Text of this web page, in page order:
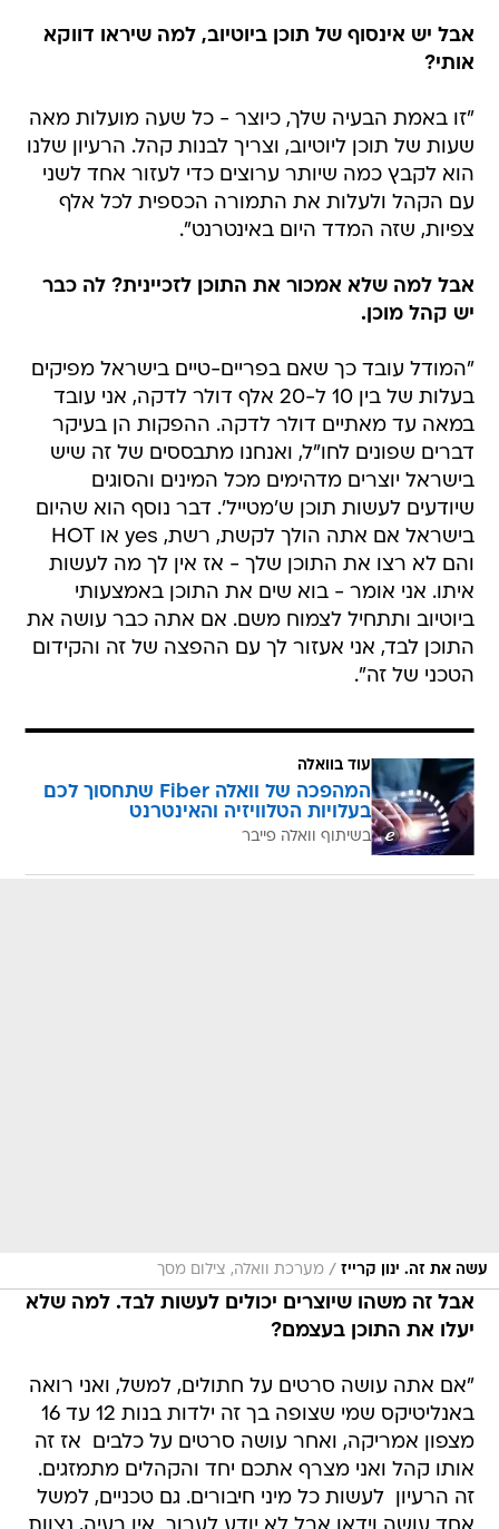
אבל יש אינסוף של תוכן ביוטיוב, למה שיראו דווקא
אותי?
"זו באמת הבעיה שלך, כיוצר - כל שעה מועלות מאה
שעות של תוכן ליוטיוב, וצריך לבנות קהל. הרעיון שלנו
הוא לקבץ כמה שיותר ערוצים כדי לעזור אחד לשני
עם הקהל ולעלות את התמורה הכספית לכל אלף
צפיות, שזה המדד היום באינטרנט".
אבל למה שלא אמכור את התוכן לזכיינית? לה כבר
יש קהל מוכן.
"המודל עובד כך שאם בפריים-טיים בישראל מפיקים
בעלות של בין 10 ל-20 אלף דולר לדקה, אני עובד
במאה עד מאתיים דולר לדקה. ההפקות הן בעיקר
דברים שפונים לחו"ל, ואנחנו מתבססים של זה שיש
בישראל יוצרים מדהימים מכל המינים והסוגים
שיודעים לעשות תוכן ש'מטייל'. דבר נוסף הוא שהיום
בישראל אם אתה הולך לקשת, רשת, yes או HOT
והם לא רצו את התוכן שלך - אז אין לך מה לעשות
איתו. אני אומר - בוא שים את התוכן באמצעותי
ביוטיוב ותתחיל לצמוח משם. אם אתה כבר עושה את
התוכן לבד, אני אעזור לך עם ההפצה של זה והקידום
הטכני של זה".
עוד בוואלה
המהפכה של וואלה Fiber שתחסוך לכם
בעלויות הטלוויזיה והאינטרנט
בשיתוף וואלה פייבר
עשה את זה. ינון קרייז / מערכת וואלה, צילום מסך
אבל זה משהו שיוצרים יכולים לעשות לבד. למה שלא
יעלו את התוכן בעצמם?
"אם אתה עושה סרטים על חתולים, למשל, ואני רואה
באנליטיקס שמי שצופה בך זה ילדות בנות 12 עד 16
מצפון אמריקה, ואחר עושה סרטים על כלבים  אז זה
אותו קהל ואני מצרף אתכם יחד והקהלים מתמזגים.
זה הרעיון  לעשות כל מיני חיבורים. גם טכניים, למשל